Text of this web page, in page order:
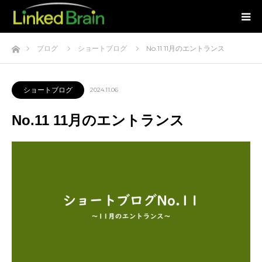
ホームブログ ショートブログ No.11 11月のエントランス
ショートブログ 2024.11.06
No.11 11月のエントランス